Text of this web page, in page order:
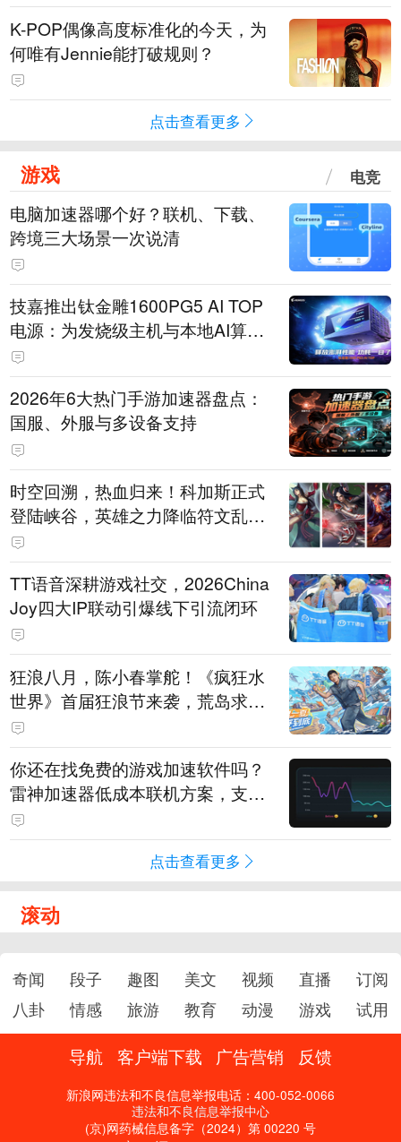
K-POP偶像高度标准化的今天，为
何唯有Jennie能打破规则？
点击查看更多
游戏 电竞
电脑加速器哪个好？联机、下载、
跨境三大场景一次说清
技嘉推出钛金雕1600PG5 AI TOP
电源：为发烧级主机与本地AI算力
打造旗舰供电方案
2026年6大热门手游加速器盘点：
国服、外服与多设备支持
时空回溯，热血归来！科加斯正式
登陆峡谷，英雄之力降临符文乱
斗！
TT语音深耕游戏社交，2026China
Joy四大IP联动引爆线下引流闭环
狂浪八月，陈小春掌舵！《疯狂水
世界》首届狂浪节来袭，荒岛求生
直播即将开启
你还在找免费的游戏加速软件吗？
雷神加速器低成本联机方案，支持
免费试用
点击查看更多
滚动
奇闻 段子 趣图 美文 视频 直播
订阅
八卦
情感 旅游 教育 动漫 游戏 试用
导航 客户端下载 广告营销 反馈
新浪网违法和不良信息举报电话：400-052-0066
违法和不良信息举报中心
(京)网药械信息备字（2024）第 00220 号